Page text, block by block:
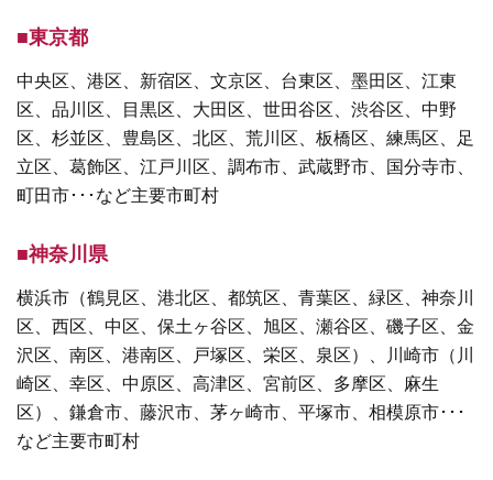
■東京都
中央区、港区、新宿区、文京区、台東区、墨田区、江東
区、品川区、目黒区、大田区、世田谷区、渋谷区、中野
区、杉並区、豊島区、北区、荒川区、板橋区、練馬区、足
立区、葛飾区、江戸川区、調布市、武蔵野市、国分寺市、
町田市･･･など主要市町村
■神奈川県
横浜市（鶴見区、港北区、都筑区、青葉区、緑区、神奈川
区、西区、中区、保土ヶ谷区、旭区、瀬谷区、磯子区、金
沢区、南区、港南区、戸塚区、栄区、泉区）、川崎市（川
崎区、幸区、中原区、高津区、宮前区、多摩区、麻生
区）、鎌倉市、藤沢市、茅ヶ崎市、平塚市、相模原市･･･
など主要市町村